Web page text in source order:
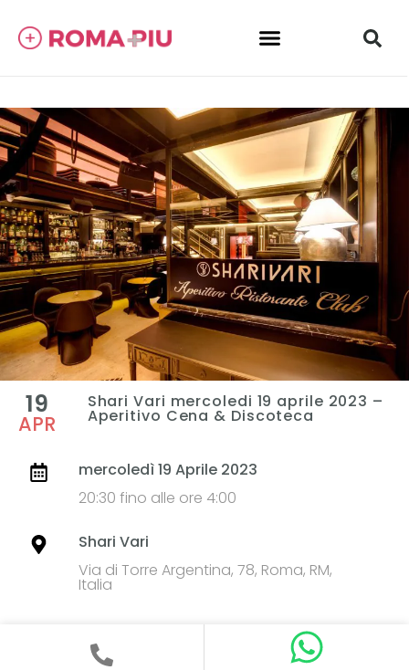
19
APR
Shari Vari mercoledi 19 aprile 2023 –
Aperitivo Cena & Discoteca
mercoledì 19 Aprile 2023
20:30 fino alle ore 4:00
Shari Vari
Via di Torre Argentina, 78, Roma, RM,
Italia